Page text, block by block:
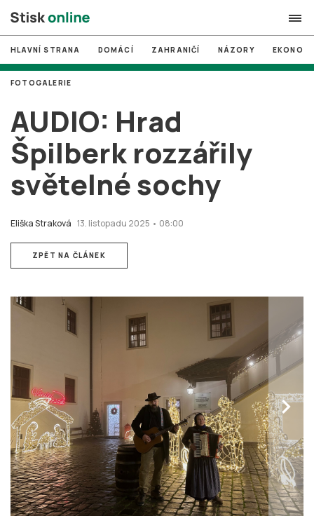
search
# MUNI
# Brno
# volby
login PŘIHLÁSIT SE
HLAVNÍ STRANA DOMÁCÍ ZAHRANIČÍ NÁZORY
AUDIO: Hrad
Špilberk rozzářily
světelné sochy
Eliška Straková 13. listopadu 2025 • 08:00
FOTOGALERIE
ZPĚT NA ČLÁNEK
chevron_right